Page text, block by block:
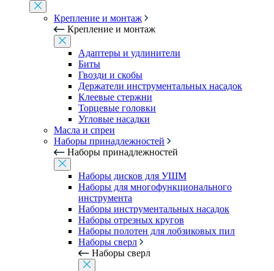
Крепление и монтаж
Крепление и монтаж
Адаптеры и удлинители
Биты
Гвозди и скобы
Держатели инструментальных насадок
Клеевые стержни
Торцевые головки
Угловые насадки
Масла и спреи
Наборы принадлежностей
Наборы принадлежностей
Наборы дисков для УШМ
Наборы для многофункционального
инструмента
Наборы инструментальных насадок
Наборы отрезных кругов
Наборы полотен для лобзиковых пил
Наборы сверл
Наборы сверл